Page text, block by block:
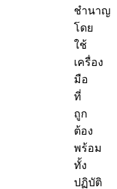
ชำนาญ
โดย
ใช้
เครื่อง
มือ
ที่
ถูก
ต้อง
พร้อม
ทั้ง
ปฏิบัติ